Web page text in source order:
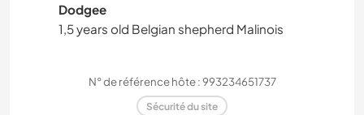
Dodgee
1,5 years old Belgian shepherd Malinois
N° de référence hôte : 993234651737
Sécurité du site